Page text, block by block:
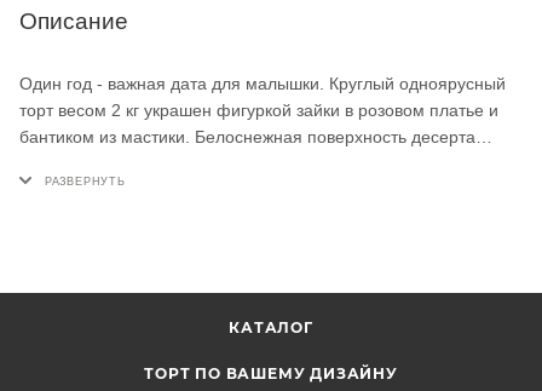
Описание
Один год - важная дата для малышки. Круглый одноярусный
торт весом 2 кг украшен фигуркой зайки в розовом платье и
бантиком из мастики. Белоснежная поверхность десерта
на заказ станет трогательным акцентом первого дня
КАТАЛОГ
ТОРТ ПО ВАШЕМУ ДИЗАЙНУ